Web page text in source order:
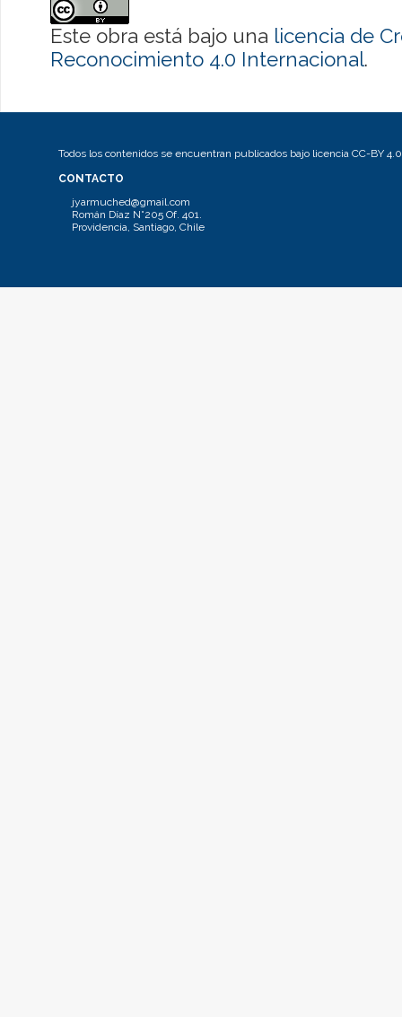
Este obra está bajo una licencia de
Reconocimiento 4.0 Internacional.
Todos los contenidos se encuentran publicados bajo licencia CC-BY 4.0
CONTACTO
jyarmuched@gmail.com
Román Díaz N°205 Of. 401.
Providencia, Santiago, Chile